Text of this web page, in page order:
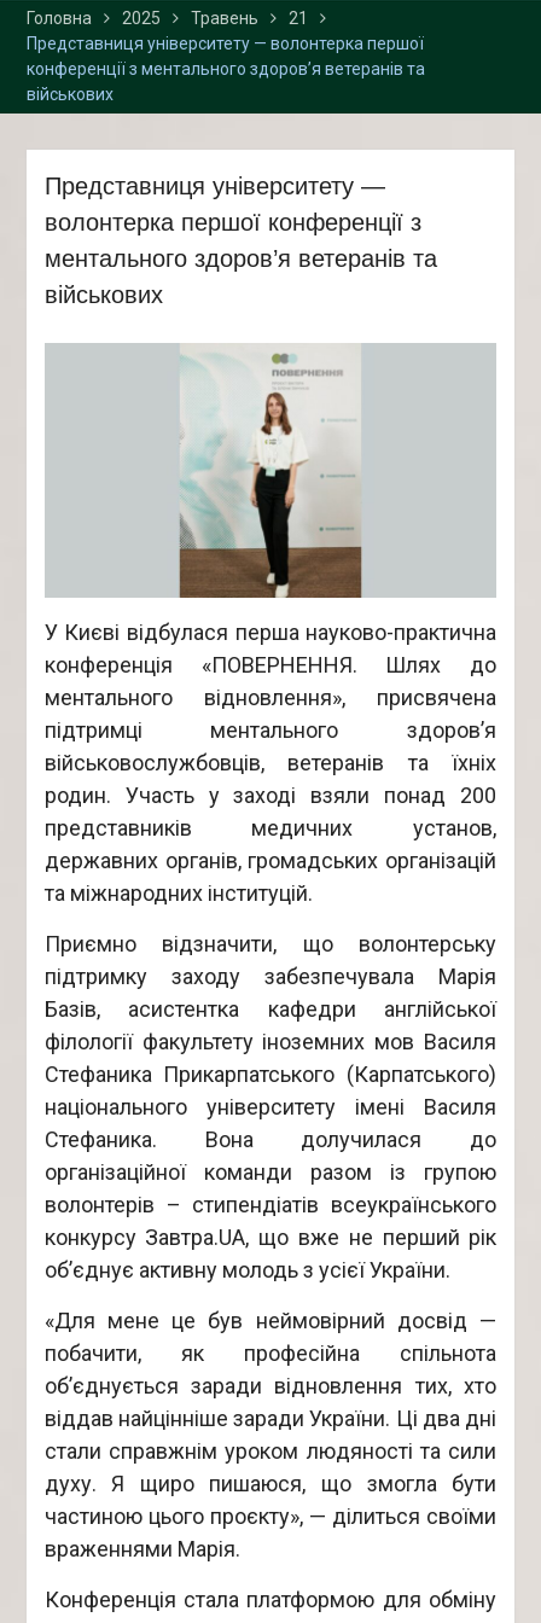
2026 р. у «Просторі
інноваційних креацій
“Палац”» та Карпатському
університеті імені Василя
Головна 2025 Травень
21
Представниця університету — волонтерка першої
конференції з ментального здоров’я ветеранів та
військових
Представниця університету —
волонтерка першої конференції з
ментального здоров’я ветеранів та
військових
У Києві відбулася перша науково-практична
конференція «ПОВЕРНЕННЯ. Шлях до
ментального відновлення», присвячена
підтримці ментального здоров’я
військовослужбовців, ветеранів та їхніх
родин. Участь у заході взяли понад 200
представників медичних установ,
державних органів, громадських організацій
та міжнародних інституцій.
Приємно відзначити, що волонтерську
підтримку заходу забезпечувала Марія
Базів, асистентка кафедри англійської
філології факультету іноземних мов Василя
Стефаника Прикарпатського (Карпатського)
національного університету імені Василя
Стефаника. Вона долучилася до
організаційної команди разом із групою
волонтерів – стипендіатів всеукраїнського
конкурсу Завтра.UA, що вже не перший рік
об’єднує активну молодь з усієї України.
«Для мене це був неймовірний досвід —
побачити, як професійна спільнота
об’єднується заради відновлення тих, хто
віддав найцінніше заради України. Ці два дні
стали справжнім уроком людяності та сили
духу. Я щиро пишаюся, що змогла бути
частиною цього проєкту», — ділиться своїми
враженнями Марія.
Конференція стала платформою для обміну